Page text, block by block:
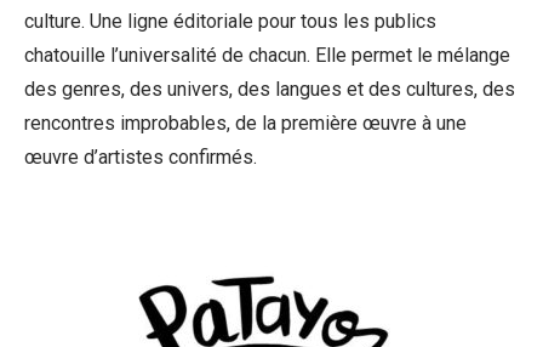
culture. Une ligne éditoriale pour tous les publics
chatouille l’universalité de chacun. Elle permet le mélange
des genres, des univers, des langues et des cultures, des
rencontres improbables, de la première œuvre à une
œuvre d’artistes confirmés.